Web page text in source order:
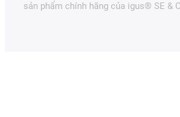
sản phẩm chính hãng của igus® SE &